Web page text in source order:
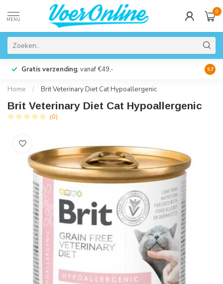
MENU
0
Gratis verzending, vanaf €49,- 9.7
Home / Brit Veterinary Diet Cat Hypoallergenic
Brit Veterinary Diet Cat Hypoallergenic
(0)